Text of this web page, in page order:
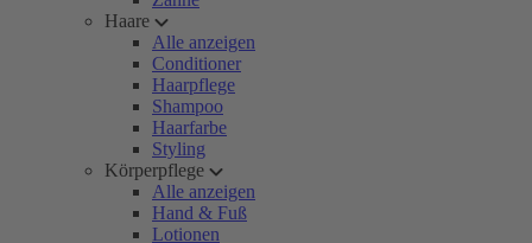
Haare
Alle anzeigen
Conditioner
Haarpflege
Shampoo
Haarfarbe
Styling
Körperpflege
Alle anzeigen
Hand & Fuß
Lotionen